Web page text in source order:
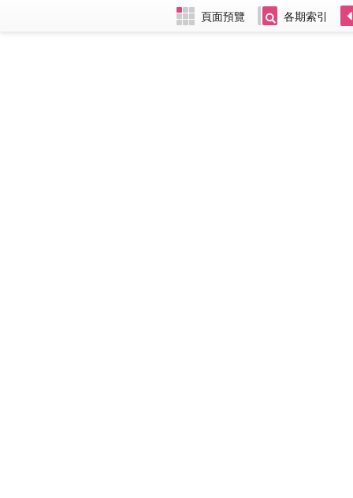
頁面預覽 各期索引